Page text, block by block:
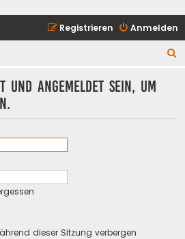
Anmelden
Registrieren
und angemeldet sein, um
dieser Sitzung verbergen